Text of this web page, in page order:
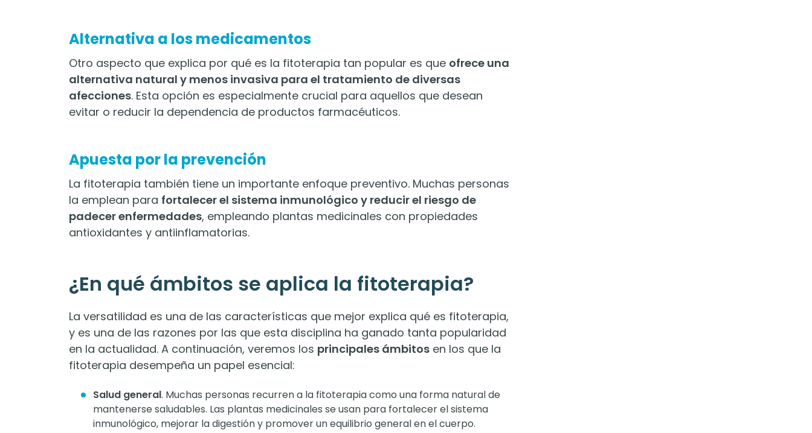
Alternativa a los medicamentos
Otro aspecto que explica por qué es la fitoterapia tan popular es que ofrece una
alternativa natural y menos invasiva para el tratamiento de diversas
afecciones. Esta opción es especialmente crucial para aquellos que desean
evitar o reducir la dependencia de productos farmacéuticos.
Apuesta por la prevención
La fitoterapia también tiene un importante enfoque preventivo. Muchas personas
la emplean para fortalecer el sistema inmunológico y reducir el riesgo de
padecer enfermedades, empleando plantas medicinales con propiedades
antioxidantes y antiinflamatorias.
¿En qué ámbitos se aplica la fitoterapia?
La versatilidad es una de las características que mejor explica qué es fitoterapia,
y es una de las razones por las que esta disciplina ha ganado tanta popularidad
en la actualidad. A continuación, veremos los principales ámbitos en los que la
fitoterapia desempeña un papel esencial:
Salud general. Muchas personas recurren a la fitoterapia como una forma natural de
mantenerse saludables. Las plantas medicinales se usan para fortalecer el sistema
inmunológico, mejorar la digestión y promover un equilibrio general en el cuerpo.